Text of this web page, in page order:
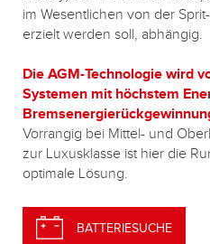
im Wesentlichen von der
erzielt werden soll, abhängig.
Die AGM-Technologie wird
Systemen mit höchstem
Vorrangig bei Mittel- und
zur Luxusklasse ist hier die
optimale Lösung.
BATTERIESUCHE